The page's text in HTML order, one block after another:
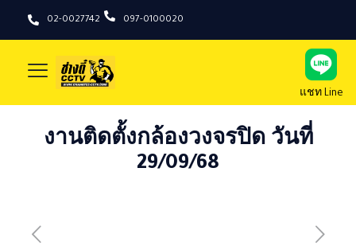
02-0027742 097-0100020
แชท Line
งานติดตั้งกล้องวงจรปิด วันที่
29/09/68